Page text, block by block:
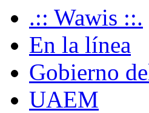
.:: Wawis ::.
En la línea
Gobierno
UAEM